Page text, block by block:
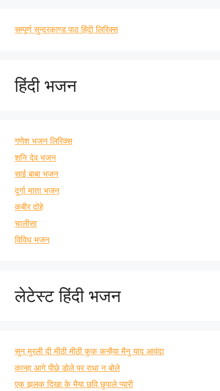
सम्पूर्ण सुन्दरकाण्ड पाठ हिंदी लिरिक्स
हिंदी भजन
गणेश भजन लिरिक्स
शनि देव भजन
साई बाबा भजन
दुर्गा माता भजन
कबीर दोहे
चालीसा
विविध भजन
लेटेस्ट हिंदी भजन
सुन मुरली दी मीठी मीठी कुक कन्हैया मैनु याद आवंदा
कान्हा आगे पीछे डोले पर राधा न बोले
एक झलक दिखा के मैया छवि छुपाले प्यारी